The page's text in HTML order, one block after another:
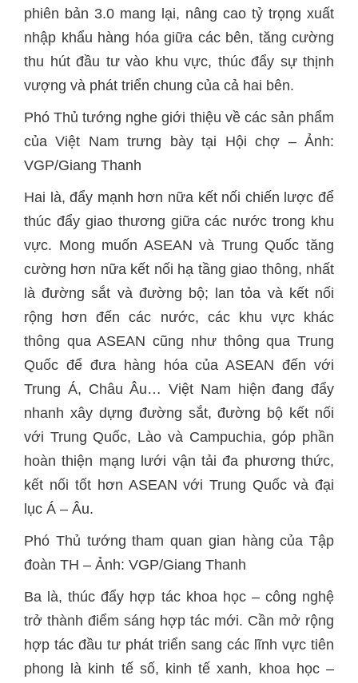
phiên bản 3.0 mang lại, nâng cao tỷ trọng xuất
nhập khẩu hàng hóa giữa các bên, tăng cường
thu hút đầu tư vào khu vực, thúc đẩy sự thịnh
vượng và phát triển chung của cả hai bên.
Phó Thủ tướng nghe giới thiệu về các sản phẩm
của Việt Nam trưng bày tại Hội chợ – Ảnh:
VGP/Giang Thanh
Hai là, đẩy mạnh hơn nữa kết nối chiến lược để
thúc đẩy giao thương giữa các nước trong khu
vực. Mong muốn ASEAN và Trung Quốc tăng
cường hơn nữa kết nối hạ tầng giao thông, nhất
là đường sắt và đường bộ; lan tỏa và kết nối
rộng hơn đến các nước, các khu vực khác
thông qua ASEAN cũng như thông qua Trung
Quốc để đưa hàng hóa của ASEAN đến với
Trung Á, Châu Âu… Việt Nam hiện đang đẩy
nhanh xây dựng đường sắt, đường bộ kết nối
với Trung Quốc, Lào và Campuchia, góp phần
hoàn thiện mạng lưới vận tải đa phương thức,
kết nối tốt hơn ASEAN với Trung Quốc và đại
lục Á – Âu.
Phó Thủ tướng tham quan gian hàng của Tập
đoàn TH – Ảnh: VGP/Giang Thanh
Ba là, thúc đẩy hợp tác khoa học – công nghệ
trở thành điểm sáng hợp tác mới. Cần mở rộng
hợp tác đầu tư phát triển sang các lĩnh vực tiên
phong là kinh tế số, kinh tế xanh, khoa học –